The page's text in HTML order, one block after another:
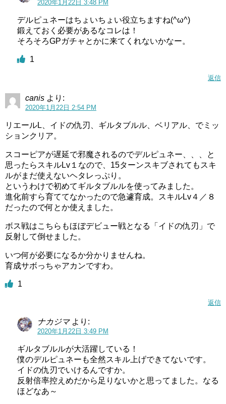
2020年1月22日 3:48 PM
デルピュネーはちょいちょい役立ちますね(^ω^)
鍛えておく必要があるなコレは！
そろそろGPガチャとかに来てくれないかなー。
1
返信
canis より:
2020年1月22日 2:54 PM
リエールL、イドの仇刃、ギルタブルル、ベリアル、でミッ
ションクリア。
スコーピアが遅延で邪魔されるのでデルピュネー、、、と
思ったらスキルLv１なので、15ターンスキブされてもスキ
ルがまだ使えないヘタレっぷり。
というわけで初めてギルタブルルを使ってみました。
進化前すら育ててなかったので急遽育成。スキルLv４／８
だったので何とか使えました。
ボス戦はこちらもほぼデビュー戦となる「イドの仇刃」で
反射して倒せました。
いつ何が必要になるか分かりませんね。
育成サボっちゃアカンですわ。
1
返信
ナカジマ より:
2020年1月22日 3:49 PM
ギルタブルルが大活躍している！
僕のデルピュネーも全然スキル上げできてないです。
イドの仇刃でいけるんですか。
反射倍率控えめだから足りないかと思ってました。なる
ほどなあ～